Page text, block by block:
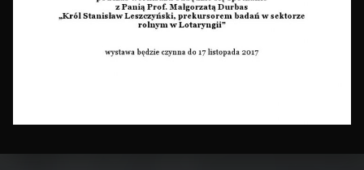
Skip back to main navigation